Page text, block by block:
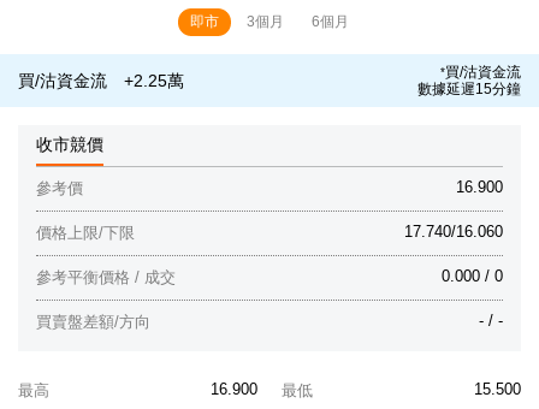
即市 3個月 6個月
買/沽資金流 +2.25萬 *買/沽資金流
數據延遲15分鐘
收市競價
16.900
參考價
17.740/16.060
價格上限/下限
0.000 / 0
參考平衡價格 / 成交
- / -
買賣盤差額/方向
16.900
最高 15.500
最低